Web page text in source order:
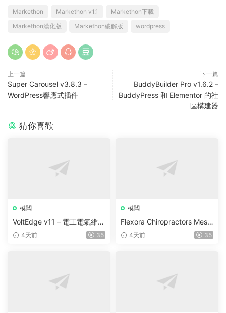
Markethon Markethon v1.1
Markethon下載
Markethon漢化版
Markethon破解版 wordpress
上一篇
Super Carousel v3.8.3 –
WordPress響應式插件
下一篇
BuddyBuilder Pro v1.6.2 –
BuddyPress 和 Elementor 的社
區構建器
猜你喜歡
模闆
VoltEdge v11 – 電工電氣維修
WordPress 主題
4天前 35
模闆
Flexora Chiropractors Mess
age and Physical Therapist
4天前 35